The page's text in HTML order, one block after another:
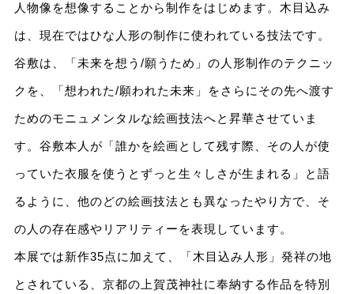
人物像を想像することから制作をはじめます。木目込み
は、現在ではひな人形の制作に使われている技法です。
谷敷は、「未来を想う/願うため」の人形制作のテクニッ
クを、「想われた/願われた未来」をさらにその先へ渡す
ためのモニュメンタルな絵画技法へと昇華させていま
す。谷敷本人が「誰かを絵画として残す際、その人が使
っていた衣服を使うとずっと生々しさが生まれる」と語
るように、他のどの絵画技法とも異なったやり方で、そ
の人の存在感やリアリティーを表現しています。
本展では新作35点に加えて、「木目込み人形」発祥の地
とされている、京都の上賀茂神社に奉納する作品を特別